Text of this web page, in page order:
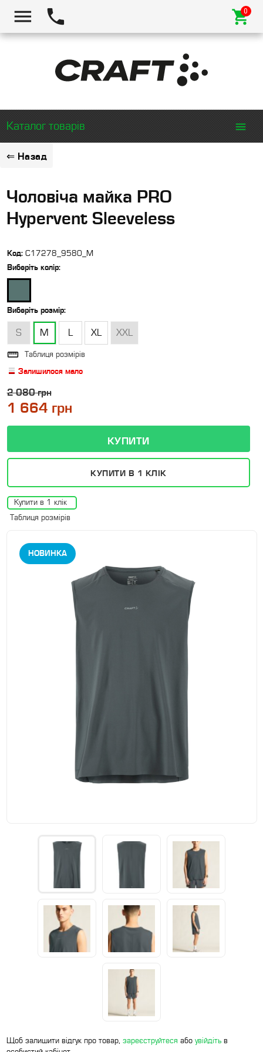
Каталог товарів
⇐ Назад
Чоловіча майка PRO
Hypervent Sleeveless
Код: C17278_9580_M
Виберіть колір:
Виберіть розмір:
S M L XL
XXL

Таблиця розмірів
Залишилося мало
2 080 грн
1 664 грн
КУПИТИ В 1 КЛІК
Купити в 1 клік
Таблиця розмірів
НОВИНКА
Щоб залишити відгук про товар, зареєструйтеся або увійдітьв